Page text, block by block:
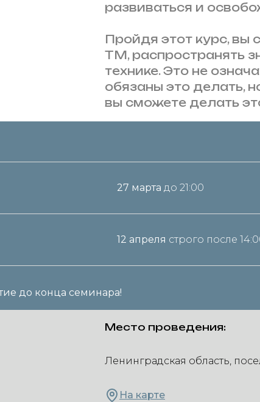
развиваться и
Пройдя этот курс, вы
ТМ, распространять
технике. Это не
обязаны это делать,
вы сможете делать
27 марта до 21:00
12 апреля строго после
до конца семинара!
Место проведения:
Ленинградская область,
На карте